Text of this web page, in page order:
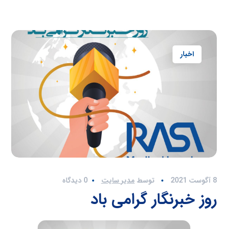
اخبار
8 آگوست 2021 توسطمدیر سایت 0 دیدگاه
روز خبرنگار گرامی باد